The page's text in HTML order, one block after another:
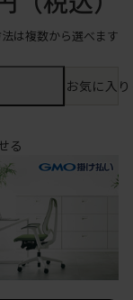
は複数から選べます
お気に入
る